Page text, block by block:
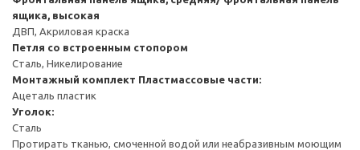
ящика, высокая
ДВП, Акриловая краска
Петля со встроенным стопором
Сталь, Никелирование
Монтажный комплект Пластмассовые части:
Ацеталь пластик
Уголок:
Сталь
Протирать тканью, смоченной водой или неабразивным моющим